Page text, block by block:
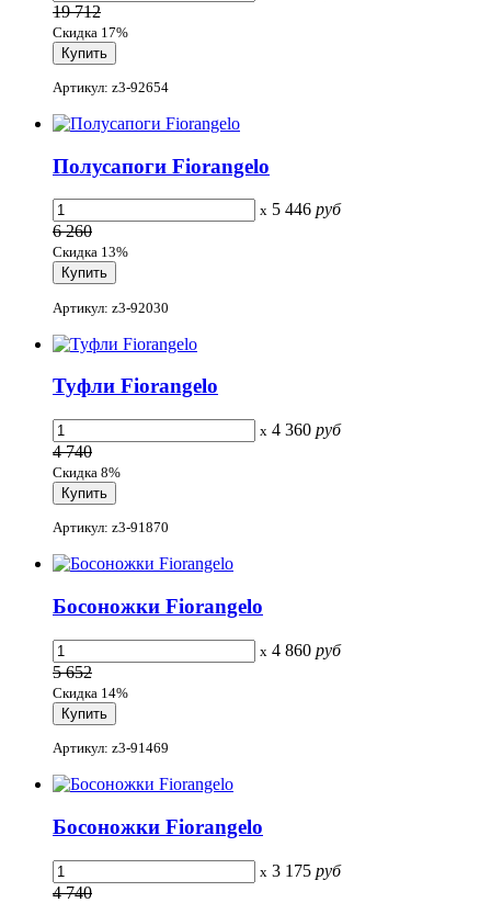
19 712
Скидка 17%
Артикул: z3-92654
Полусапоги Fiorangelo
x 5 446 руб
6 260
Скидка 13%
Артикул: z3-92030
Туфли Fiorangelo
x 4 360 руб
4 740
Скидка 8%
Артикул: z3-91870
Босоножки Fiorangelo
x 4 860 руб
5 652
Скидка 14%
Артикул: z3-91469
Босоножки Fiorangelo
x 3 175 руб
4 740